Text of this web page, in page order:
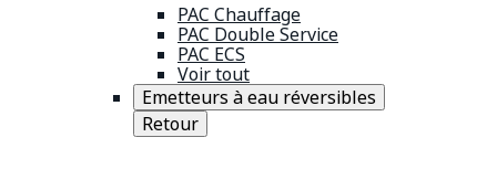
PAC Chauffage
PAC Double Service
PAC ECS
Voir tout
Emetteurs à eau réversibles
Retour